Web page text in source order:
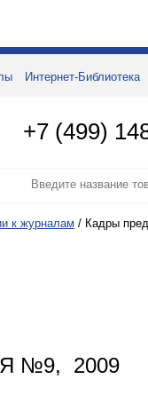
Интернет-Библиотека
+7 (499)
к журналам / Кадры
№9, 2009